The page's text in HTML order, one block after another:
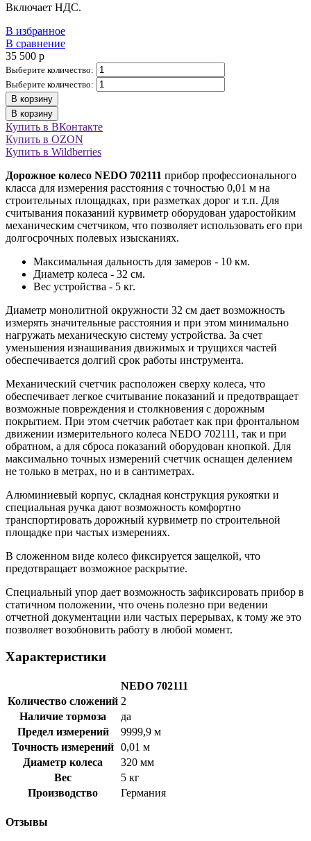
Включает НДС.
В избранное
В сравнение
35 500 p
Выберите количество:
Выберите количество:
В корзину
В корзину
Купить в ВКонтакте
Купить в OZON
Купить в Wildberries
Дорожное колесо NEDO 702111 прибор профессионального
класса для измерения расстояния с точностью 0,01 м на
строительных площадках, при разметках дорог и т.п. Для
считывания показаний курвиметр оборудован ударостойким
механическим счетчиком, что позволяет использовать его при
долгосрочных полевых изысканиях.
Максимальная дальность для замеров - 10 км.
Диаметр колеса - 32 см.
Вес устройства - 5 кг.
Диаметр монолитной окружности 32 см дает возможность
измерять значительные расстояния и при этом минимально
нагружать механическую систему устройства. За счет
уменьшения изнашивания движимых и трущихся частей
обеспечивается долгий срок работы инструмента.
Механический счетчик расположен сверху колеса, что
обеспечивает легкое считывание показаний и предотвращает
возможные повреждения и столкновения с дорожным
покрытием. При этом счетчик работает как при фронтальном
движении измерительного колеса NEDO 702111, так и при
обратном, а для сброса показаний оборудован кнопкой. Для
максимально точных измерений счетчик оснащен делением
не только в метрах, но и в сантиметрах.
Алюминиевый корпус, складная конструкция рукоятки и
специальная ручка дают возможность комфортно
транспортировать дорожный курвиметр по строительной
площадке при частых измерениях.
В сложенном виде колесо фиксируется защелкой, что
предотвращает возможное раскрытие.
Специальный упор дает возможность зафиксировать прибор в
статичном положении, что очень полезно при ведении
отчетной документации или частых перерывах, к тому же это
позволяет возобновить работу в любой момент.
Характеристики
NEDO 702111
Количество сложений 2
Наличие тормоза
да
Предел измерений
9999,9 м
Точность измерений 0,01 м
Диаметр колеса
320 мм
Вес
5 кг
Производство
Германия
Отзывы